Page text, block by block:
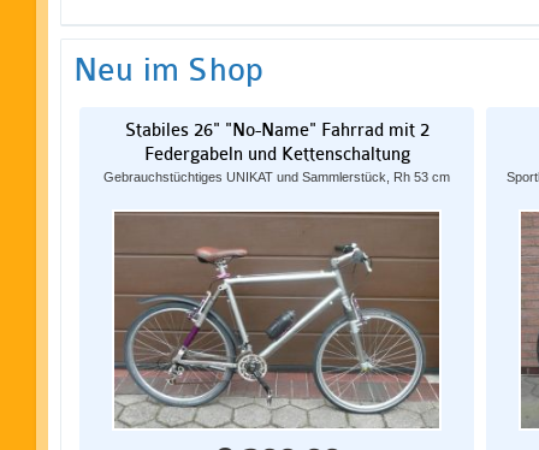
Neu im Shop
Stabiles 26" "No-Name" Fahrrad mit 2
Federgabeln und Kettenschaltung
Gebrauchstüchtiges UNIKAT und Sammlerstück, Rh 53 cm